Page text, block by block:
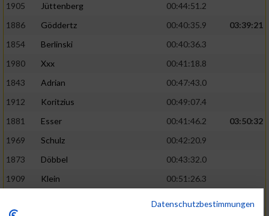
1905
Jüttenberg
00:44:51.2
1886
Göddertz 00:40:35.9
03:39:21
1854
Berlinski
00:40:36.3
1980
Xxx
00:41:18.8
1843
Adrian
00:47:43.0
1912
Koritzius
00:49:07.4
1881
Esser 00:41:46.2
03:50:32
1969
Schulz
00:42:20.9
1873
Döbbel
00:43:32.0
1909
Klein
00:51:26.3
Datenschutzbestimmungen